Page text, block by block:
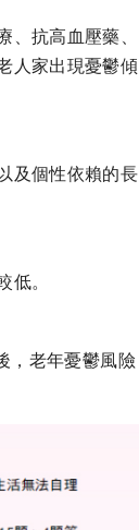
、抗高血壓藥、
人家出現憂鬱傾
及個性依賴的長
低。
，老年憂鬱風險